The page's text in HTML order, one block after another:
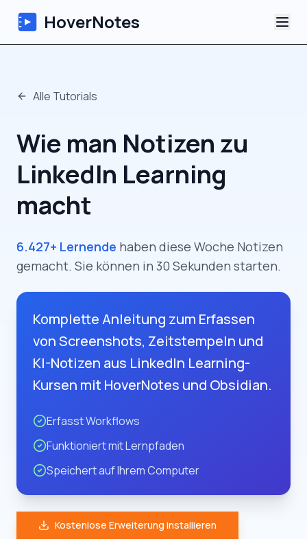
HoverNotes
KI-Video-Notizen
Tutorials
Blog
Alle Tutorials
Wie man Notizen zu
LinkedIn Learning
macht
6.427+ Lernende haben diese Woche Notizen
gemacht. Sie können in 30 Sekunden starten.
Komplette Anleitung zum Erfassen
von Screenshots, Zeitstempeln und
KI-Notizen aus LinkedIn Learning-
Kursen mit HoverNotes und Obsidian.
Erfasst Workflows
Funktioniert mit Lernpfaden
Speichert auf Ihrem Computer
Kostenlose Erweiterung installieren